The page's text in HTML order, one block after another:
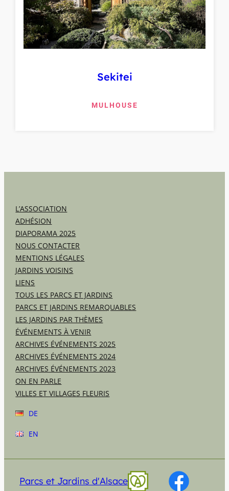
Sekitei
MULHOUSE
L’ASSOCIATION
ADHÉSION
DIAPORAMA 2025
NOUS CONTACTER
MENTIONS LÉGALES
JARDINS VOISINS
LIENS
TOUS LES PARCS ET JARDINS
PARCS ET JARDINS REMARQUABLES
LES JARDINS PAR THÈMES
ÉVÉNEMENTS À VENIR
ARCHIVES ÉVÉNEMENTS 2025
ARCHIVES ÉVÉNEMENTS 2024
ARCHIVES ÉVÉNEMENTS 2023
ON EN PARLE
VILLES ET VILLAGES FLEURIS
DE
EN
Parcs et Jardins d'Alsace